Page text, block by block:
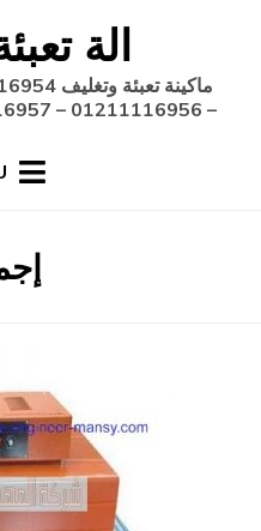
content
الة
– 01211116956 – 01211116957 – 01211116958
: